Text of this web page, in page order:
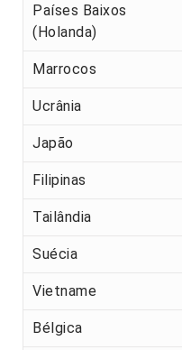
Países Baixos
(Holanda)
Marrocos
Ucrânia
Japão
Filipinas
Tailândia
Suécia
Vietname
Bélgica